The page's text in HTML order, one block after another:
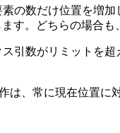
の数だけ位置を増
す。どちらの場合も
引数がリミットを
、常に現在位置に